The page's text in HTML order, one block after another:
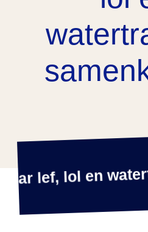
Over ons
Agenda
lef, lol en